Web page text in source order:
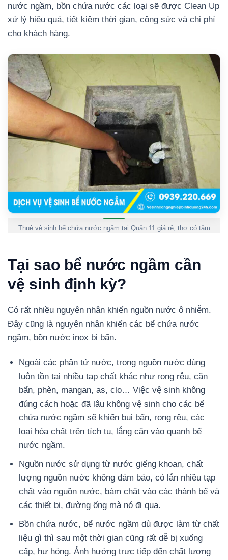
nước ngầm, bồn chứa nước các loại sẽ được Clean Up
xử lý hiệu quả, tiết kiệm thời gian, công sức và chi phí
cho khách hàng.
Thuê vệ sinh bể chứa nước ngầm tại Quận 11 giá rẻ, thợ có tâm
Tại sao bể nước ngầm cần
vệ sinh định kỳ?
Có rất nhiều nguyên nhân khiến nguồn nước ô nhiễm.
Đây cũng là nguyên nhân khiến các bể chứa nước
ngầm, bồn nước inox bị bẩn.
Ngoài các phân tử nước, trong nguồn nước dùng
luôn tồn tại nhiều tạp chất khác như rong rêu, cặn
bẩn, phèn, mangan, as, clo… Việc vệ sinh không
đúng cách hoặc đã lâu không vệ sinh cho các bể
chứa nước ngầm sẽ khiến bụi bẩn, rong rêu, các
loại hóa chất trên tích tụ, lắng cặn vào quanh bể
nước ngầm.
Nguồn nước sử dụng từ nước giếng khoan, chất
lượng nguồn nước không đảm bảo, có lẫn nhiều tạp
chất vào nguồn nước, bám chặt vào các thành bể và
các thiết bị, đường ống mà nó đi qua.
Bồn chứa nước, bể nước ngầm dù được làm từ chất
liệu gì thì sau một thời gian cũng rất dễ bị xuống
cấp, hư hỏng. Ảnh hưởng trực tiếp đến chất lượng